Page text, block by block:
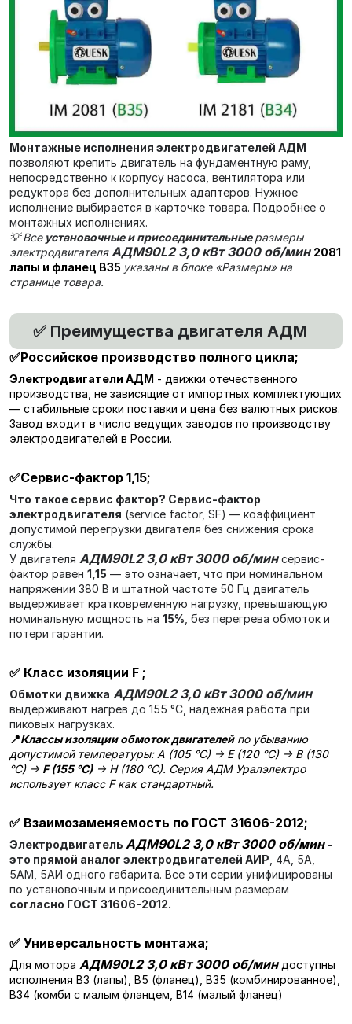
Монтажные исполнения электродвигателей АДМ
позволяют крепить двигатель на фундаментную раму,
непосредственно к корпусу насоса, вентилятора или
редуктора без дополнительных адаптеров. Нужное
исполнение выбирается в карточке товара. Подробнее о
монтажных исполнениях.
💡 Всеустановочные и присоединительныеразмеры
электродвигателяАДМ90L2 3,0 кВт 3000 об/мин 2081
лапы и фланец В35 указаны в блоке «Размеры» на
странице товара.
✅ Преимущества двигателя АДМ
✅Российское производство полного цикла;
Электродвигатели АДМ - движки отечественного
производства, не зависящие от импортных комплектующих
— стабильные сроки поставки и цена без валютных рисков.
Завод входит в число ведущих заводов по производству
электродвигателей в России.
✅Сервис-фактор 1,15;
Что такое сервис фактор? Сервис-фактор
электродвигателя (service factor, SF) — коэффициент
допустимой перегрузки двигателя без снижения срока
службы.
У двигателя АДМ90L2 3,0 кВт 3000 об/минсервис-
фактор равен 1,15 — это означает, что при номинальном
напряжении 380 В и штатной частоте 50 Гц двигатель
выдерживает кратковременную нагрузку, превышающую
номинальную мощность на 15% , без перегрева обмоток и
потери гарантии.
✅ Класс изоляции F ;
Обмотки движка АДМ90L2 3,0 кВт 3000 об/мин
выдерживают нагрев до 155 °C, надёжная работа при
пиковых нагрузках.
📍Классы изоляции обмоток двигателейпо убыванию
допустимой температуры: A (105 °C) → E (120 °C) → B (130
°C) → F (155 °C)→ H (180 °C). Серия АДМ Уралэлектро
использует класс F как стандартный.
✅ Взаимозаменяемость по ГОСТ 31606-2012;
Электродвигатель АДМ90L2 3,0 кВт 3000 об/мин-
это прямой аналог электродвигателей АИР , 4А, 5А,
5АМ, 5АИ одного габарита. Все эти серии унифицированы
по установочным и присоединительным размерам
согласно ГОСТ 31606-2012.
✅ Универсальность монтажа;
Для мотора АДМ90L2 3,0 кВт 3000 об/миндоступны
исполнения В3 (лапы), В5 (фланец), В35 (комбинированное),
В34 (комби с малым фланцем, В14 (малый фланец)